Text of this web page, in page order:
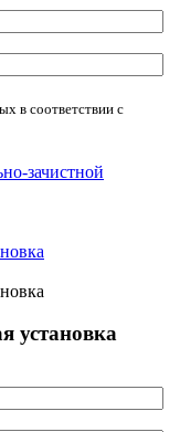
в соответствии с
зачистной
установка